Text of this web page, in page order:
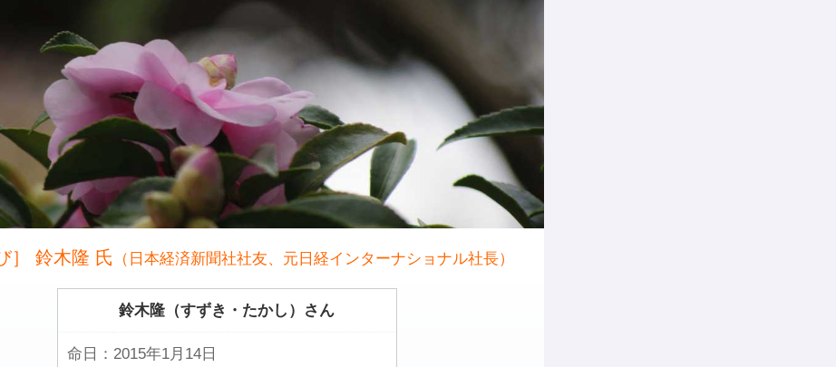
］ 鈴木隆 氏 （日本経済新聞社社友、元日経インターナショナル社長）
鈴木隆（すずき・たかし）さん
命日： 2015年1月14日